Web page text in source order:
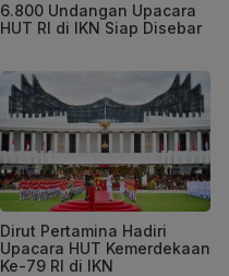
6.800 Undangan Upacara
HUT RI di IKN Siap Disebar
Dirut Pertamina Hadiri
Upacara HUT Kemerdekaan
Ke-79 RI di IKN